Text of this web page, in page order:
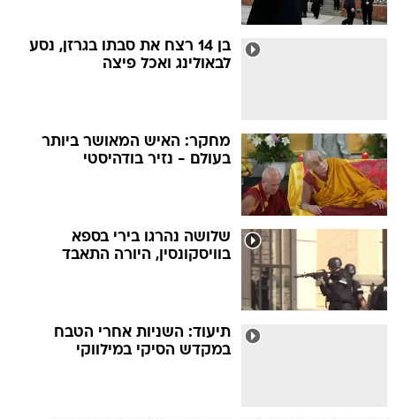
בן 14 רצח את סבתו בגרזן, נסע
לבאולינג ואכל פיצה
מחקר: האיש המאושר ביותר
בעולם - נזיר בודהיסטי
שלושה נהרגו בירי בספא
בוויסקונסין, היורה התאבד
תיעוד: השניות אחרי הטבח
במקדש הסיקי במילווקי